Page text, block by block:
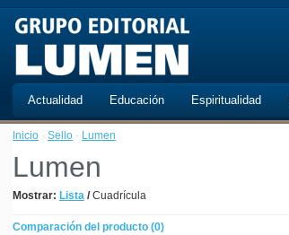
Actualidad Educación Espiritualidad
Inicio · Sello · Lumen
Lumen
Mostrar: Lista /Cuadrícula
Comparación del producto (0)